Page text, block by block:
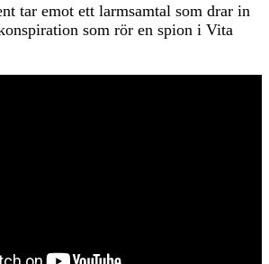
tar emot ett larmsamtal som drar in
som rör en spion i Vita